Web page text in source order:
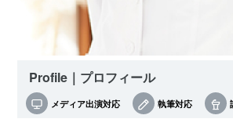
Profile｜プロフィール
メディア出演対応 執筆対応